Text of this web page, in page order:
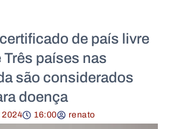
de país livre
países nas
são considerados
doença
2024 16:00 renato